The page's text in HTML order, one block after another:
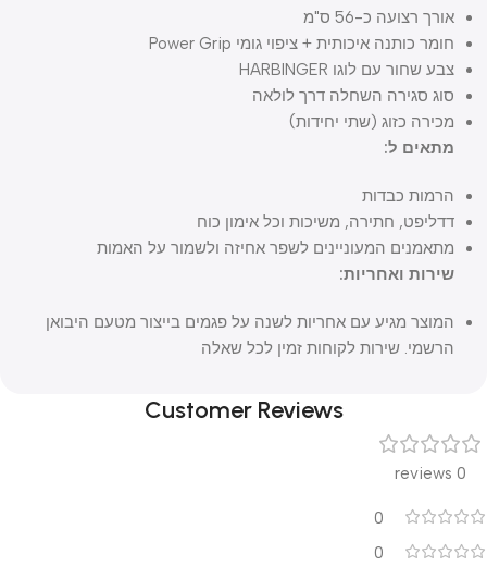
אורך רצועה כ-56 ס"מ
חומר כותנה איכותית + ציפוי גומי Power Grip
צבע שחור עם לוגו HARBINGER
סוג סגירה השחלה דרך לולאה
מכירה כזוג (שתי יחידות)
מתאים ל:
הרמות כבדות
דדליפט, חתירה, משיכות וכל אימון כוח
מתאמנים המעוניינים לשפר אחיזה ולשמור על האמות
שירות ואחריות:
המוצר מגיע עם אחריות לשנה על פגמים בייצור מטעם היבואן
הרשמי. שירות לקוחות זמין לכל שאלה
Customer Reviews
0 reviews
0
0